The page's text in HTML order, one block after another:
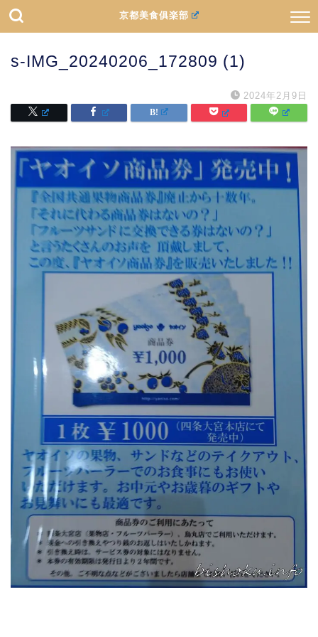
京都美食俱楽部
s-IMG_20240206_172809 (1)
2024年2月9日